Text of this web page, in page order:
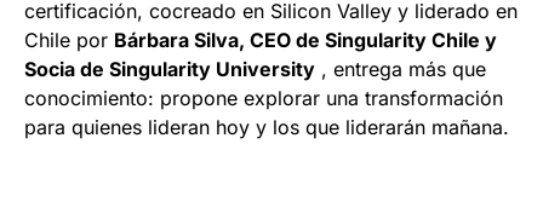
certificación, cocreado en Silicon Valley y liderado en
Chile por Bárbara Silva, CEO de Singularity Chile y
Socia de Singularity University , entrega más que
conocimiento: propone explorar una transformación
para quienes lideran hoy y los que liderarán mañana.